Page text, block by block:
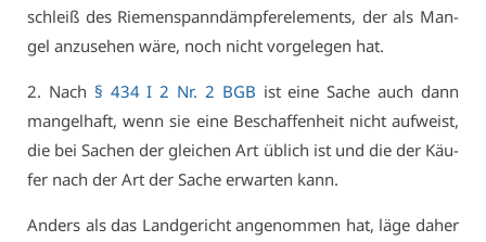
schleiß des Rie­men­spann­dämp­fe­r­ele­ments, der als Man­
gel an­zu­se­hen wä­re, noch nicht vor­ge­le­gen hat.
2. Nach § 434 I 2 Nr. 2 BGB ist ei­ne Sa­che auch dann
man­gel­haft, wenn sie ei­ne Be­schaf­fen­heit nicht auf­weist,
die bei Sa­chen der glei­chen Art üb­lich ist und die der Käu­
fer nach der Art der Sa­che er­war­ten kann.
An­ders als das Land­ge­richt an­ge­nom­men hat, lä­ge da­her